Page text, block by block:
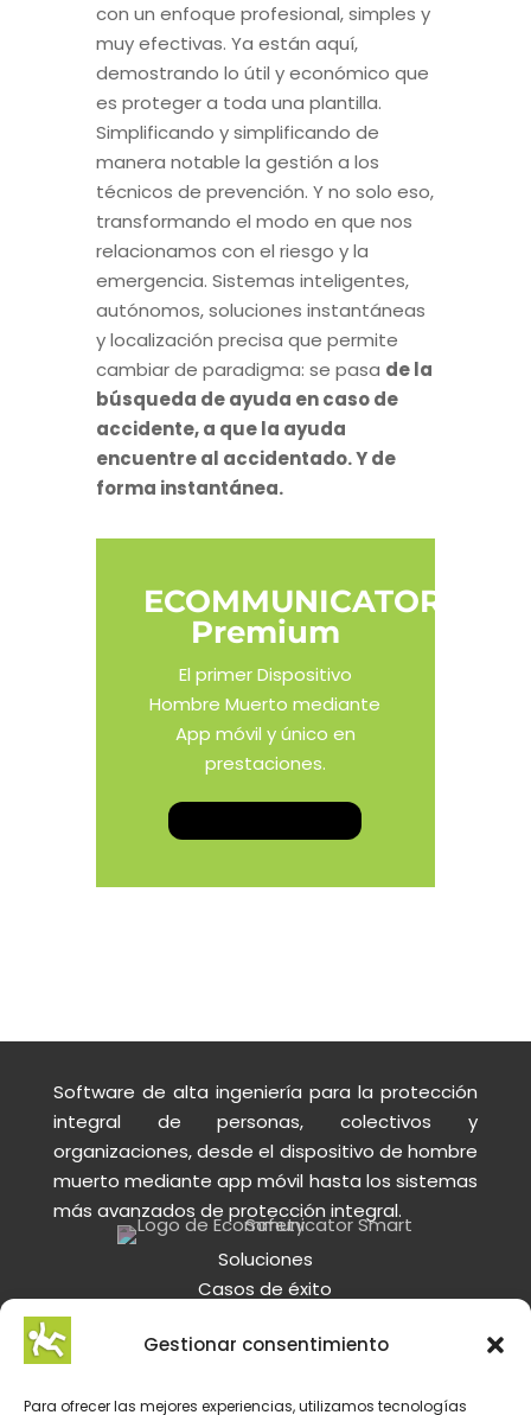
Gestionar consentimiento
Para ofrecer las mejores experiencias, utilizamos tecnologías
con un enfoque profesional, simples y
muy efectivas. Ya están aquí,
demostrando lo útil y económico que
es proteger a toda una plantilla.
Simplificando y simplificando de
manera notable la gestión a los
técnicos de prevención. Y no solo eso,
transformando el modo en que nos
relacionamos con el riesgo y la
emergencia. Sistemas inteligentes,
autónomos, soluciones instantáneas
y localización precisa que permite
cambiar de paradigma: se pasa de la
búsqueda de ayuda en caso de
accidente, a que la ayuda
encuentre al accidentado. Y de
forma instantánea.
ECOMMUNICATOR
Premium
El primer Dispositivo
Hombre Muerto mediante
App móvil y único en
prestaciones.
Software de alta ingeniería para la protección
integral de personas, colectivos y
organizaciones, desde el dispositivo de hombre
muerto mediante app móvil hasta los sistemas
más avanzados de protección integral.
Soluciones
Casos de éxito
Soporte